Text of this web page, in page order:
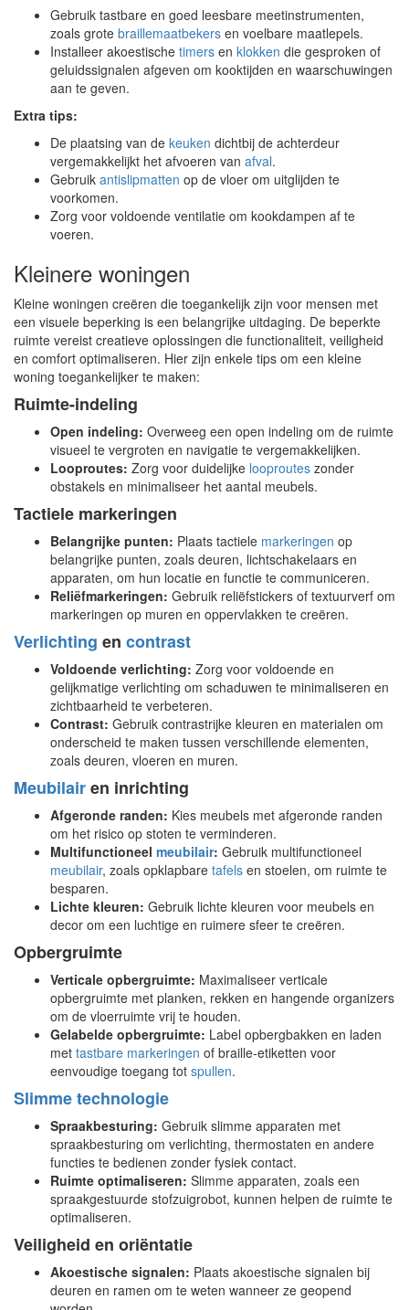
Gebruik tastbare en goed leesbare meetinstrumenten,
zoals grote braillemaatbekers en voelbare maatlepels.
Installeer akoestische timers en klokken die gesproken of
geluidssignalen afgeven om kooktijden en waarschuwingen
aan te geven.
Extra tips:
De plaatsing van de keuken dichtbij de achterdeur
vergemakkelijkt het afvoeren van afval.
Gebruik antislipmatten op de vloer om uitglijden te
voorkomen.
Zorg voor voldoende ventilatie om kookdampen af te
voeren.
Kleinere woningen
Kleine woningen creëren die toegankelijk zijn voor mensen met
een visuele beperking is een belangrijke uitdaging. De beperkte
ruimte vereist creatieve oplossingen die functionaliteit, veiligheid
en comfort optimaliseren. Hier zijn enkele tips om een kleine
woning toegankelijker te maken:
Ruimte-indeling
Open indeling: Overweeg een open indeling om de ruimte
visueel te vergroten en navigatie te vergemakkelijken.
Looproutes: Zorg voor duidelijke looproutes zonder
obstakels en minimaliseer het aantal meubels.
Tactiele markeringen
Belangrijke punten: Plaats tactiele markeringen op
belangrijke punten, zoals deuren, lichtschakelaars en
apparaten, om hun locatie en functie te communiceren.
Reliëfmarkeringen: Gebruik reliëfstickers of textuurverf om
markeringen op muren en oppervlakken te creëren.
Verlichting en contrast
Voldoende verlichting: Zorg voor voldoende en
gelijkmatige verlichting om schaduwen te minimaliseren en
zichtbaarheid te verbeteren.
Contrast: Gebruik contrastrijke kleuren en materialen om
onderscheid te maken tussen verschillende elementen,
zoals deuren, vloeren en muren.
Meubilairen inrichting
Afgeronde randen: Kies meubels met afgeronde randen
om het risico op stoten te verminderen.
Multifunctioneel meubilair: Gebruik multifunctioneel
meubilair, zoals opklapbare tafels en stoelen, om ruimte te
besparen.
Lichte kleuren: Gebruik lichte kleuren voor meubels en
decor om een luchtige en ruimere sfeer te creëren.
Opbergruimte
Verticale opbergruimte: Maximaliseer verticale
opbergruimte met planken, rekken en hangende organizers
om de vloerruimte vrij te houden.
Gelabelde opbergruimte: Label opbergbakken en laden
met tastbare markeringen of braille-etiketten voor
eenvoudige toegang tot spullen.
Slimme technologie
Spraakbesturing: Gebruik slimme apparaten met
spraakbesturing om verlichting, thermostaten en andere
functies te bedienen zonder fysiek contact.
Ruimte optimaliseren: Slimme apparaten, zoals een
spraakgestuurde stofzuigrobot, kunnen helpen de ruimte te
optimaliseren.
Veiligheid en oriëntatie
Akoestische signalen: Plaats akoestische signalen bij
deuren en ramen om te weten wanneer ze geopend